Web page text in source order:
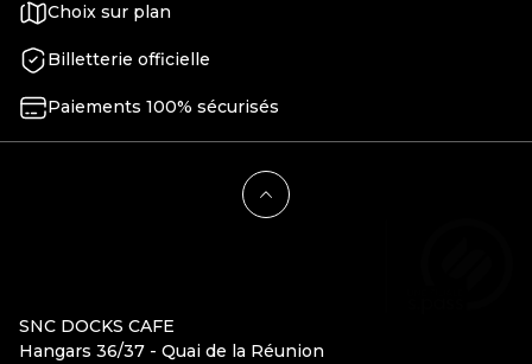
Choix sur plan
Billetterie officielle
Paiements 100% sécurisés
SNC DOCKS CAFE
Hangars 36/37 - Quai de la Réunion